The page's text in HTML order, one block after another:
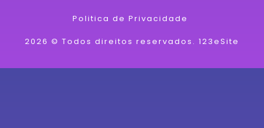
Politica de Privacidade
2026 © Todos direitos reservados. 123eSite